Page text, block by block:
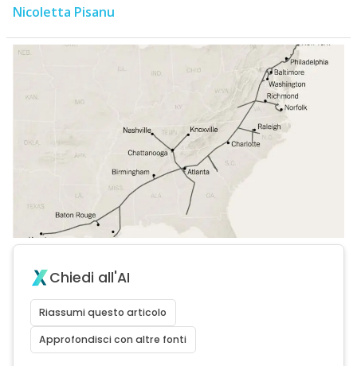
Nicoletta Pisanu
Chiedi all'AI
Riassumi questo articolo
Approfondisci con altre fonti